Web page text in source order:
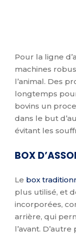
Pour la ligne
machines
l’animal. Des
longtemps
bovins un
dans le but
évitant les
BOX
Le box
plus utilisé, et
incorporées,
arrière, qui
l’avant.